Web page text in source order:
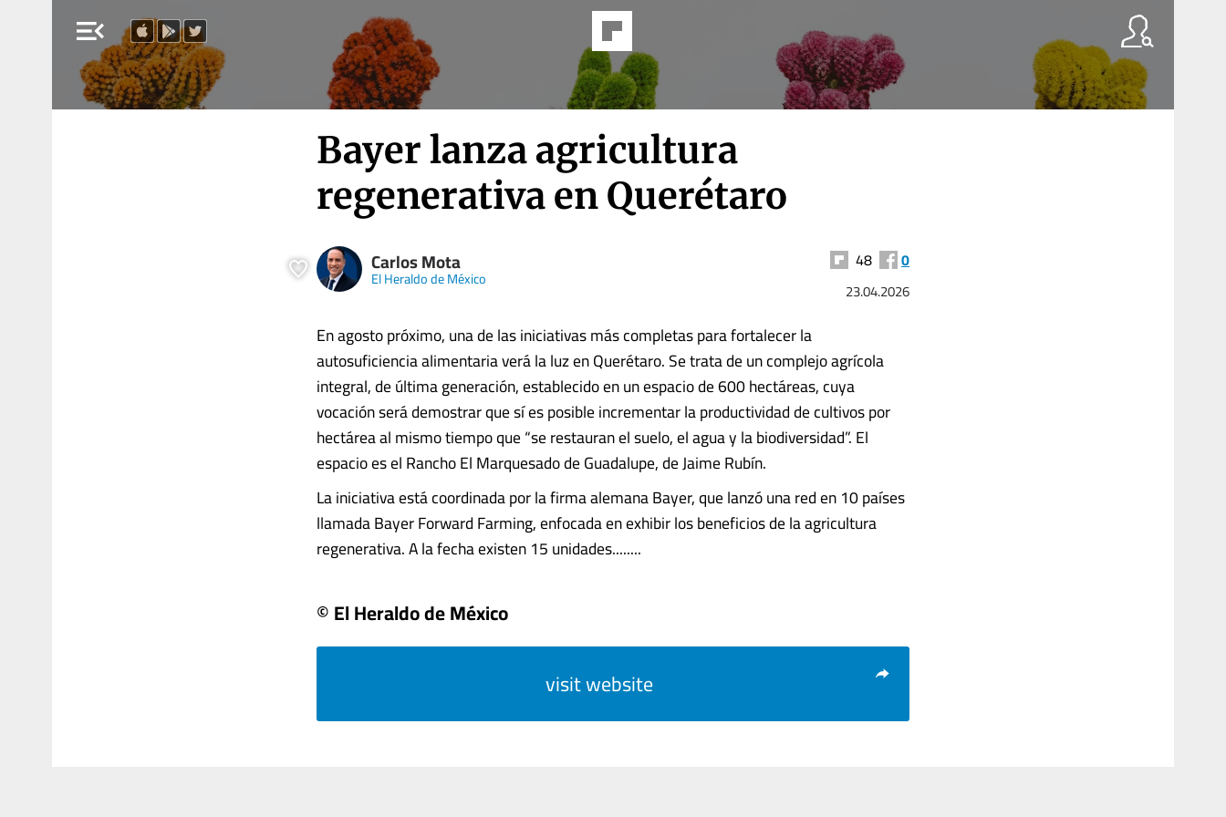
menu_open
Bayer lanza agricultura
regenerativa en Querétaro
Carlos Mota
El Heraldo de México
48 0
23.04.2026
En agosto próximo, una de las iniciativas más completas para fortalecer la
autosuficiencia alimentaria verá la luz en Querétaro. Se trata de un complejo agrícola
integral, de última generación, establecido en un espacio de 600 hectáreas, cuya
vocación será demostrar que sí es posible incrementar la productividad de cultivos por
hectárea al mismo tiempo que “se restauran el suelo, el agua y la biodiversidad”. El
espacio es el Rancho El Marquesado de Guadalupe, de Jaime Rubín.
La iniciativa está coordinada por la firma alemana Bayer, que lanzó una red en 10 países
llamada Bayer Forward Farming, enfocada en exhibir los beneficios de la agricultura
regenerativa. A la fecha existen 15 unidades........
© El Heraldo de México
visit website